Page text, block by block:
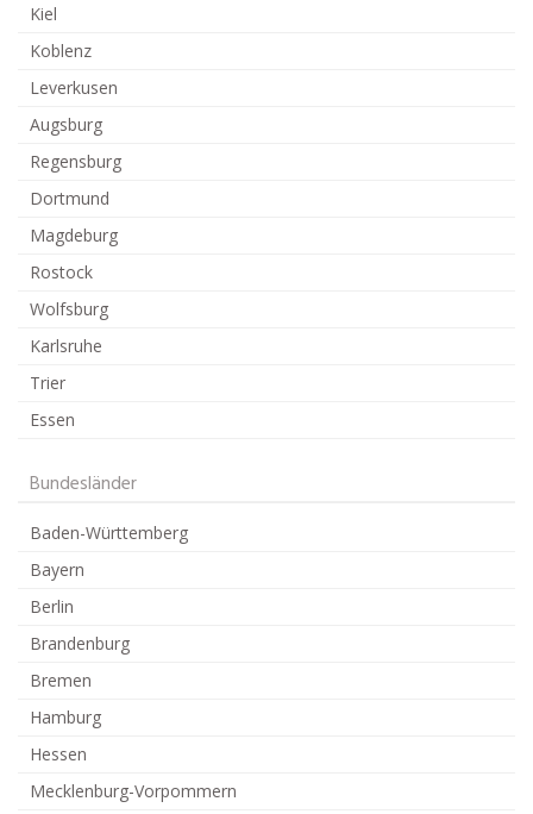
Kiel
Koblenz
Leverkusen
Augsburg
Regensburg
Dortmund
Magdeburg
Rostock
Wolfsburg
Karlsruhe
Trier
Essen
Bundesländer
Baden-Württemberg
Bayern
Berlin
Brandenburg
Bremen
Hamburg
Hessen
Mecklenburg-Vorpommern